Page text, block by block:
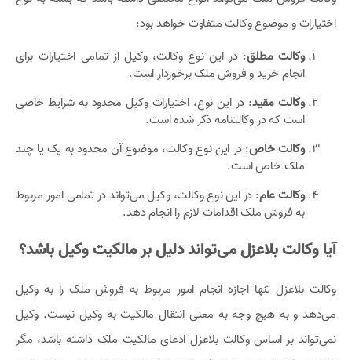
اختیارات و موضوع وکالت متفاوت خواهد بود:
وکالت مطلق: در این نوع وکالت، وکیل از تمامی اختیارات برای
انجام خرید و فروش ملک برخوردار است.
وکالت مقید: در این نوع، اختیارات وکیل محدود به شرایط خاصی
است که در وکالتنامه ذکر شده است.
وکالت خاص: در این نوع وکالت، موضوع آن محدود به یک یا چند
ملک خاص است.
وکالت عام: در این نوع وکالت، وکیل می‌تواند در تمامی امور مربوط
به فروش ملک اقدامات لازم را انجام دهد.
آیا وکالت بلاعزل می‌تواند دلیل بر مالکیت وکیل باشد؟
وکالت بلاعزل تنها اجازه انجام امور مربوط به فروش ملک را به وکیل
می‌دهد و به هیچ وجه به معنی انتقال مالکیت به وکیل نیست. وکیل
نمی‌تواند بر اساس وکالت بلاعزل ادعای مالکیت ملک داشته باشد، مگر